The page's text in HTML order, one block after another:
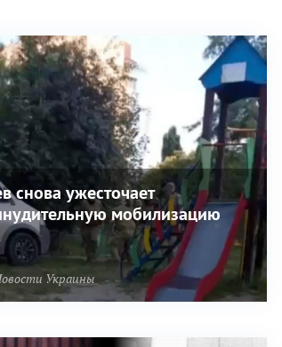
снова ужесточает
мобилизацию
Украины